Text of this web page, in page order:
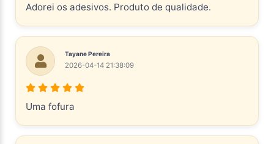
Adorei os adesivos. Produto de qualidade.
Tayane Pereira
2026-04-14 21:38:09
Uma fofura